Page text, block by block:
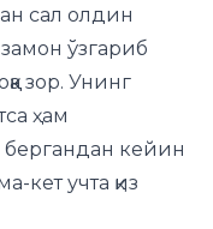
сал олдин
ўзгариб
зор. Унинг
ҳам
бергандан кейин
кет учта қиз